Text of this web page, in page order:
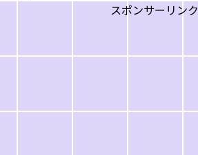
スポンサーリンク